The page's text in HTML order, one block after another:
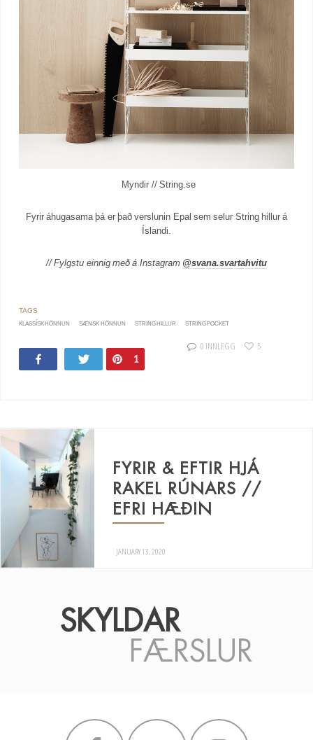
Myndir // String.se
Fyrir áhugasama þá er það verslunin Epal sem selur String hillur á
Íslandi.
// Fylgstu einnig með á Instagram @svana.svartahvitu
KLASSÍSK HÖNNUN SÆNSK HÖNNUN STRING HILLUR STRING POCKET
Tweet Pin
1
0 INNLEGG 5
FYRIR & EFTIR HJÁ
RAKEL RÚNARS //
EFRI HÆÐIN
JANUARY 13, 2020
SKYLDAR
FÆRSLUR